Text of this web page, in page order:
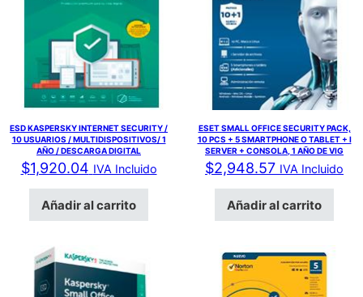
ESD KASPERSKY INTERNET SECURITY /
10 USUARIOS / MULTIDISPOSITIVOS/ 1
AÑO / DESCARGA DIGITAL
$1,920.04 IVA Incluido
Añadir al carrito
ESET SMALL OFFICE SECURITY PACK,
10 PCS + 5 SMARTPHONE O TABLET + I
SERVER + CONSOLA, 1 AÑO DE VIG
$2,948.57 IVA Incluido
Añadir al carrito